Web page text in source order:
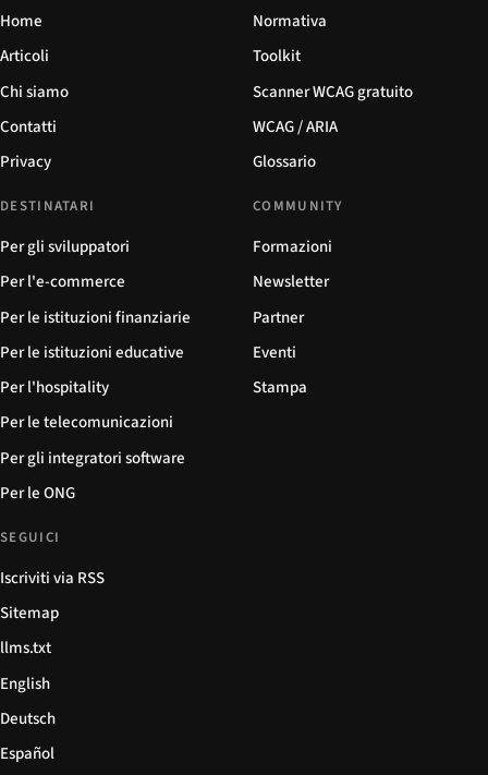
Home
Articoli
Chi siamo
Contatti
Privacy
Normativa
Toolkit
Scanner WCAG gratuito
WCAG / ARIA
Glossario
DESTINATARI
Per gli sviluppatori
Per l'e-commerce
Per le istituzioni finanziarie
Per le istituzioni educative
Per l'hospitality
Per le telecomunicazioni
Per gli integratori software
Per le ONG
COMMUNITY
Formazioni
Newsletter
Partner
Eventi
Stampa
SEGUICI
Iscriviti via RSS
Sitemap
llms.txt
English
Deutsch
Español